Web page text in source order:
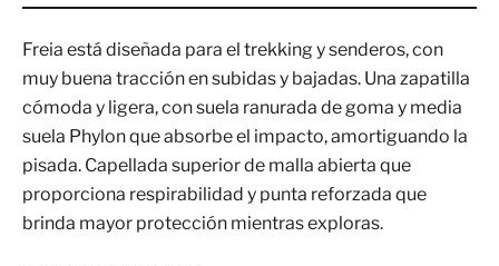
Freia está diseñada para el trekking y senderos, con
muy buena tracción en subidas y bajadas. Una zapatilla
cómoda y ligera, con suela ranurada de goma y media
suela Phylon que absorbe el impacto, amortiguando la
pisada. Capellada superior de malla abierta que
proporciona respirabilidad y punta reforzada que
brinda mayor protección mientras exploras.